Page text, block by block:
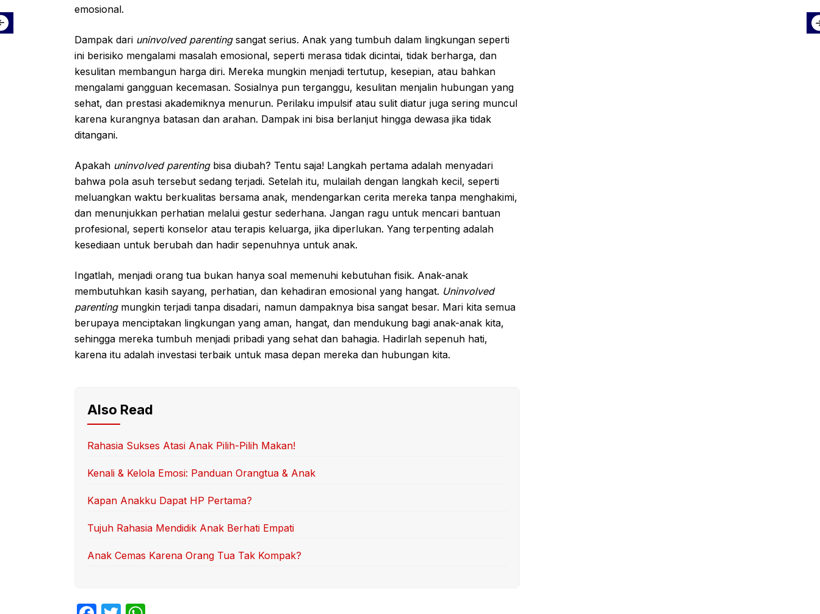
emosional.
Dampak dari uninvolved parentingsangat serius. Anak yang tumbuh dalam lingkungan seperti
ini berisiko mengalami masalah emosional, seperti merasa tidak dicintai, tidak berharga, dan
kesulitan membangun harga diri. Mereka mungkin menjadi tertutup, kesepian, atau bahkan
mengalami gangguan kecemasan. Sosialnya pun terganggu, kesulitan menjalin hubungan yang
sehat, dan prestasi akademiknya menurun. Perilaku impulsif atau sulit diatur juga sering muncul
karena kurangnya batasan dan arahan. Dampak ini bisa berlanjut hingga dewasa jika tidak
ditangani.
Apakah uninvolved parentingbisa diubah? Tentu saja! Langkah pertama adalah menyadari
bahwa pola asuh tersebut sedang terjadi. Setelah itu, mulailah dengan langkah kecil, seperti
meluangkan waktu berkualitas bersama anak, mendengarkan cerita mereka tanpa menghakimi,
dan menunjukkan perhatian melalui gestur sederhana. Jangan ragu untuk mencari bantuan
profesional, seperti konselor atau terapis keluarga, jika diperlukan. Yang terpenting adalah
kesediaan untuk berubah dan hadir sepenuhnya untuk anak.
Ingatlah, menjadi orang tua bukan hanya soal memenuhi kebutuhan fisik. Anak-anak
membutuhkan kasih sayang, perhatian, dan kehadiran emosional yang hangat. Uninvolved
parentingmungkin terjadi tanpa disadari, namun dampaknya bisa sangat besar. Mari kita semua
berupaya menciptakan lingkungan yang aman, hangat, dan mendukung bagi anak-anak kita,
sehingga mereka tumbuh menjadi pribadi yang sehat dan bahagia. Hadirlah sepenuh hati,
karena itu adalah investasi terbaik untuk masa depan mereka dan hubungan kita.
Also Read
Rahasia Sukses Atasi Anak Pilih-Pilih Makan!
Kenali & Kelola Emosi: Panduan Orangtua & Anak
Kapan Anakku Dapat HP Pertama?
Tujuh Rahasia Mendidik Anak Berhati Empati
Anak Cemas Karena Orang Tua Tak Kompak?